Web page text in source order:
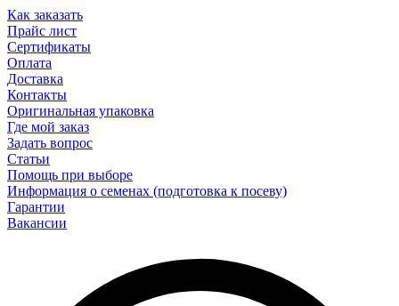
Как заказать
Прайс лист
Сертификаты
Оплата
Доставка
Контакты
Оригинальная упаковка
Где мой заказ
Задать вопрос
Статьи
Помощь при выборе
Информация о семенах (подготовка к посеву)
Гарантии
Вакансии